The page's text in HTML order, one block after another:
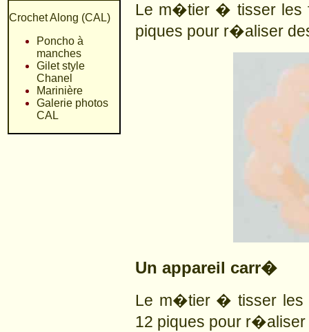
Crochet Along (CAL)
Poncho à
manches
Gilet style
Chanel
Marinière
Galerie photos
CAL
Le m�tier � tisser les
piques pour r�aliser
Un appareil carr�
Le m�tier � tisser les
12 piques pour